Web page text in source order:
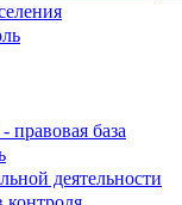
правовая база
деятельности